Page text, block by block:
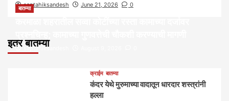
saptahiksandesh June 21, 2026 0
इतर बातम्या
बातम्या
saptahiksandesh
क्राईम बातम्या
कंदर येथे मुरुमाच्या वादातून धारदार शस्त्रांनी
हल्ला